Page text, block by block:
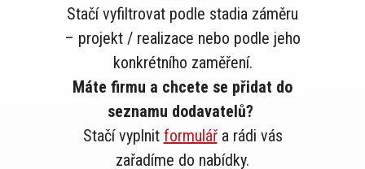
Stačí vyfiltrovat podle stadia záměru
– projekt / realizace nebo podle jeho
konkrétního zaměření.
Máte firmu a chcete se přidat do
seznamu dodavatelů?
Stačí vyplnit formulářa rádi vás
zařadíme do nabídky.